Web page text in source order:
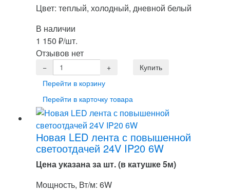
Цвет: теплый, холодный, дневной белый
В наличии
1 150 ₽/шт.
Отзывов нет
Перейти в корзину
Перейти в карточку товара
Новая LED лента с повышенной
светоотдачей 24V IP20 6W
Цена указана за шт. (в катушке 5м)
Мощность, Вт/м: 6W